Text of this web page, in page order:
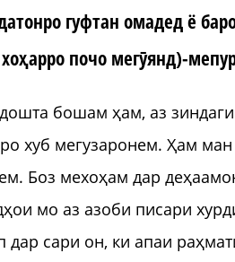
гуфтан омадед ё
почо мегӯянд)-
бошам ҳам, аз
хуб мегузаронем. Ҳам
Боз мехоҳам дар
мо аз азоби писари
дар сари он, ки апаи